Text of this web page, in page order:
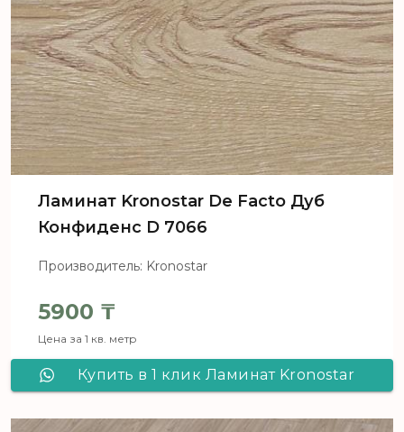
Ламинат Kronostar De Facto Дуб
Конфиденс D 7066
Производитель: Kronostar
5900 ₸
Цена за 1 кв. метр
Купить в 1 клик Ламинат Kronostar